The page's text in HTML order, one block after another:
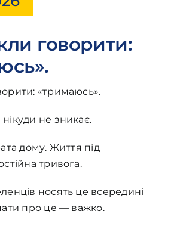
говорити:
«тримаюсь».
не зникає.
дому. Життя під
тривога.
носять це всередині
про це — важко.